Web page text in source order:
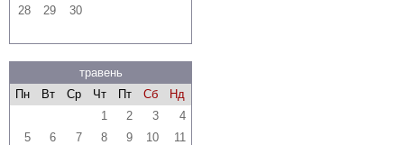
28
29 30
травень
Пн
Вт Ср Чт Пт Сб
Нд
1
2 3
4
5
6 7 8 9 10
11